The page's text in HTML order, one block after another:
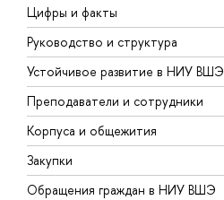
Цифры и факты
Руководство и структура
Устойчивое развитие в НИУ ВШЭ
Преподаватели и сотрудники
Корпуса и общежития
Закупки
Обращения граждан в НИУ ВШЭ